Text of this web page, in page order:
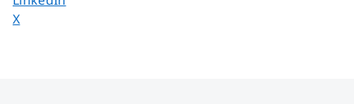
Dela sidan på
X